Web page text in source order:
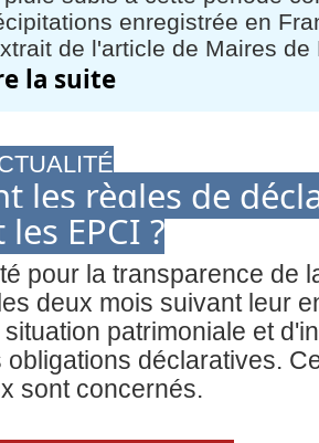
enregistrée en
de l'article de Maires de
la suite
les règles de
EPCI ?
pour la transparence de
deux mois suivant leur
patrimoniale et
déclaratives.
sont concernés.